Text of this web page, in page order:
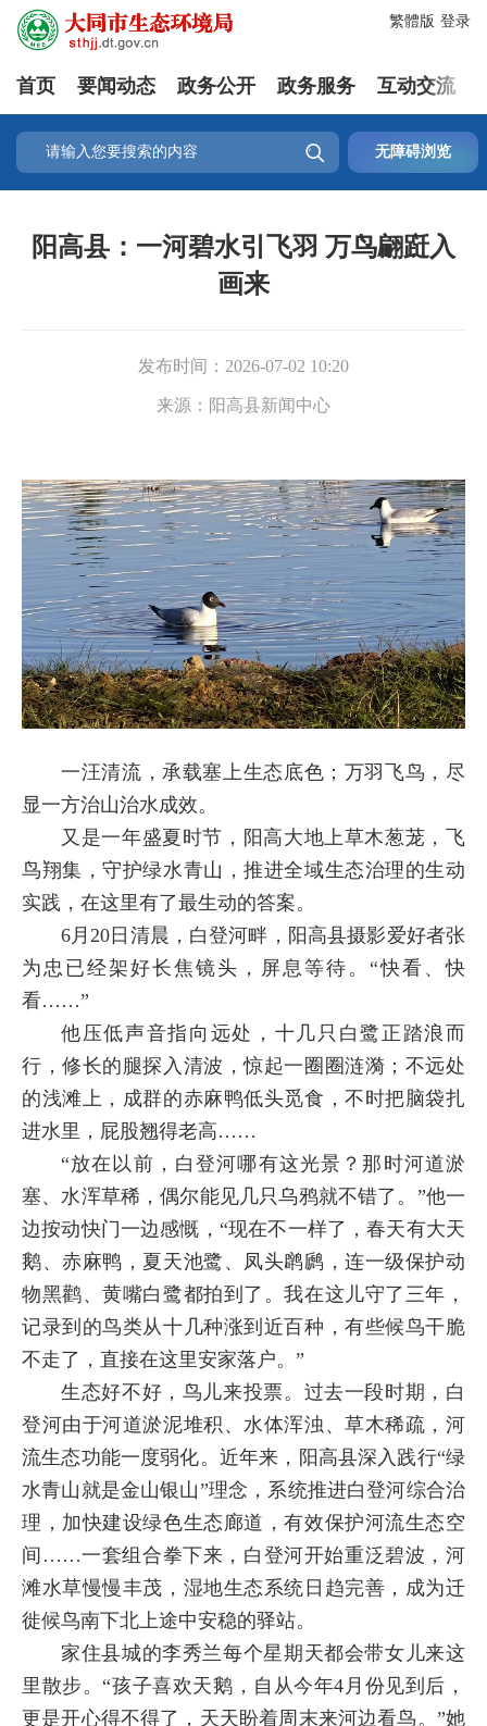
登录
繁體版
首页 要闻动态 政务公开 政务服务 互动交流
 无障碍浏览
阳高县：一河碧水引飞羽 万鸟翩跹入
画来
发布时间： 2026-07-02 10:20
来源： 阳高县新闻中心
一汪清流，承载塞上生态底色；万羽飞鸟，尽
显一方治山治水成效。
又是一年盛夏时节，阳高大地上草木葱茏，飞
鸟翔集，守护绿水青山，推进全域生态治理的生动
实践，在这里有了最生动的答案。
6月20日清晨，白登河畔，阳高县摄影爱好者张
为忠已经架好长焦镜头，屏息等待。“快看、快
看……”
他压低声音指向远处，十几只白鹭正踏浪而
行，修长的腿探入清波，惊起一圈圈涟漪；不远处
的浅滩上，成群的赤麻鸭低头觅食，不时把脑袋扎
进水里，屁股翘得老高……
“放在以前，白登河哪有这光景？那时河道淤
塞、水浑草稀，偶尔能见几只乌鸦就不错了。”他一
边按动快门一边感慨，“现在不一样了，春天有大天
鹅、赤麻鸭，夏天池鹭、凤头䴙䴘，连一级保护动
物黑鹳、黄嘴白鹭都拍到了。我在这儿守了三年，
记录到的鸟类从十几种涨到近百种，有些候鸟干脆
不走了，直接在这里安家落户。”
生态好不好，鸟儿来投票。过去一段时期，白
登河由于河道淤泥堆积、水体浑浊、草木稀疏，河
流生态功能一度弱化。近年来，阳高县深入践行“绿
水青山就是金山银山”理念，系统推进白登河综合治
理，加快建设绿色生态廊道，有效保护河流生态空
间……一套组合拳下来，白登河开始重泛碧波，河
滩水草慢慢丰茂，湿地生态系统日趋完善，成为迁
徙候鸟南下北上途中安稳的驿站。
家住县城的李秀兰每个星期天都会带女儿来这
里散步。“孩子喜欢天鹅，自从今年4月份见到后，
更是开心得不得了，天天盼着周末来河边看鸟。”她